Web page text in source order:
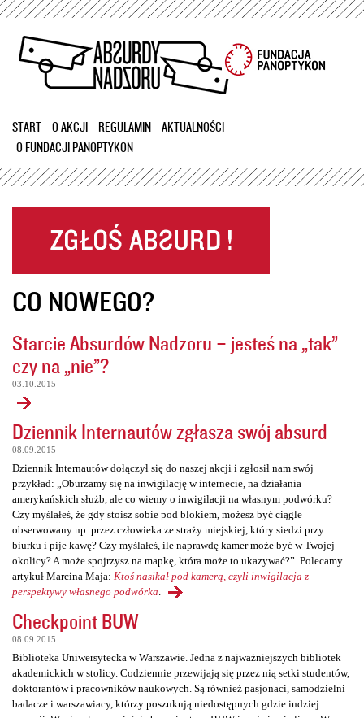
Przejdź
treści
START O AKCJI REGULAMIN
AKTUALNOŚCI
O FUNDACJI PANOPTYKON
CO NOWEGO?
Starcie Absurdów Nadzoru – jesteś na „tak”
czy na „nie”?
03.10.2015
Dziennik Internautów zgłasza swój absurd
08.09.2015
Dziennik Internautów dołączył się do naszej akcji i zgłosił nam swój
przykład: „Oburzamy się na inwigilację w internecie, na działania
amerykańskich służb, ale co wiemy o inwigilacji na własnym podwórku?
Czy myślałeś, że gdy stoisz sobie pod blokiem, możesz być ciągle
obserwowany np. przez człowieka ze straży miejskiej, który siedzi przy
biurku i pije kawę? Czy myślałeś, ile naprawdę kamer może być w Twojej
okolicy? A może spojrzysz na mapkę, która może to ukazywać?”. Polecamy
artykuł Marcina Maja: Ktoś nasikał pod kamerą, czyli inwigilacja z
perspektywy własnego podwórka
Checkpoint BUW
08.09.2015
Biblioteka Uniwersytecka w Warszawie. Jedna z najważniejszych bibliotek
akademickich w stolicy. Codziennie przewijają się przez nią setki studentów,
doktorantów i pracowników naukowych. Są również pasjonaci, samodzielni
badacze i warszawiacy, którzy poszukują niedostępnych gdzie indziej